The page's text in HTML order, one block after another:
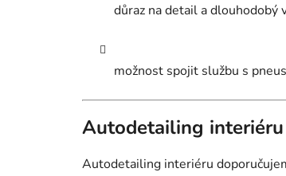
důraz na detail a dlouhodobý
možnost spojit službu s
Autodetailing
Autodetailing interiéru